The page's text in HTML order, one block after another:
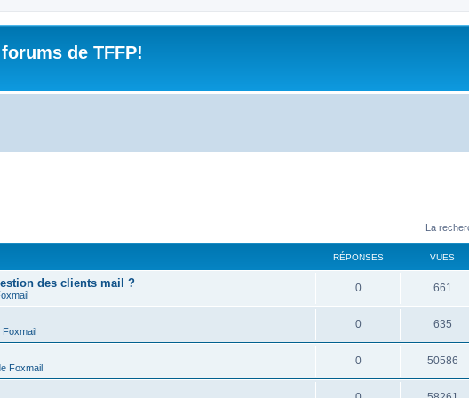
de TFFP!
La
RÉPONSES VUES
des clients mail ? 0R
é
o
n
661
u
s
Foxmail
0R
é
o
635V
u
s
Foxmail
0R
é
50586V
u